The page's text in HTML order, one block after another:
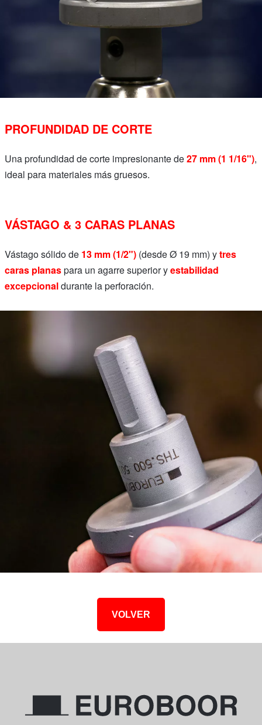
PROFUNDIDAD DE CORTE
Una profundidad de corte impresionante de27 mm (1 1/16"),
ideal para materiales más gruesos.
VÁSTAGO & 3 CARAS PLANAS
Vástago sólido de 13 mm (1/2") (desde Ø 19 mm) ytres
caras planaspara un agarre superior yestabilidad
excepcionaldurante la perforación.
VOLVER